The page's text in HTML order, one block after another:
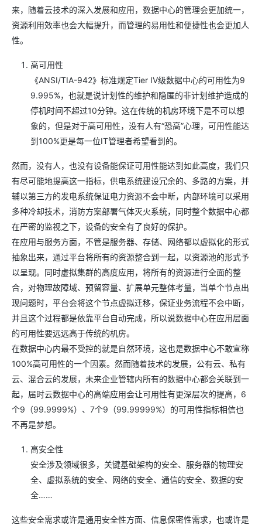
来，随着云技术的深入发展和应用，数据中心的管理会更加统一，
资源利用效率也会大幅提升，而管理的易用性和便捷性也会更加人
性。
高可用性
《ANSI/TIA-942》标准规定Tier IV级数据中心的可用性为9
9.995%，也就是说计划性的维护和隐匿的非计划维护造成的
停机时间不超过10分钟。这在传统的机房环境下是不可以想
象的，但是对于高可用性，没有人有“恐高”心理，可用性能达
到100%更是每一位IT管理者希望看到的。
然而，没有人，也没有设备能保证可用性能达到如此高度，我们只
有尽可能地提高这一指标，供电系统建设冗余的、多路的方案，并
辅以第三方的发电系统保证电力资源不会中断，内部环境可以采用
多种冷却技术，消防方案部署气体灭火系统，同时整个数据中心都
在严密的监视之下，设备的安全有了良好的保护。
在应用与服务方面，不管是服务器、存储、网络都以虚拟化的形式
抽象出来，通过平台将所有的资源整合到一起，以资源池的形式予
以呈现。同时虚拟集群的高度应用，将所有的资源进行全面的整
合，对物理故障域、预留容量、扩展单元整体考量，当单个节点出
现问题时，平台会将这个节点虚拟迁移，保证业务流程不会中断，
并且这个过程都是依靠平台自动完成，所以说数据中心在应用层面
的可用性要远远高于传统的机房。
在数据中心内最不受控的就是自然环境，这也是数据中心不敢宣称
100%高可用性的一个因素。然而随着技术的发展，公有云、私有
云、混合云的发展，未来企业管辖内所有的数据中心都会关联到一
起，届时云数据中心的高端应用会让可用性有更深层次的提高，6
个9（99.9999%）、7个9（99.99999%）的可用性指标相信也
不再是梦想。
高安全性
安全涉及领域很多，关键基础架构的安全、服务器的物理安
全、虚拟系统的安全、网络的安全、通信的安全、数据的安
全……
这些安全需求或许是通用安全性方面、信息保密性需求，也或许是